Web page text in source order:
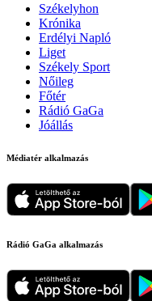
Székelyhon
Krónika
Erdélyi Napló
Liget
Székely Sport
Nőileg
Főtér
Rádió GaGa
Jóállás
Médiatér alkalmazás
Rádió GaGa alkalmazás